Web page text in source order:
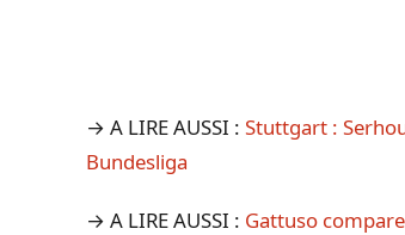
→ A LIRE AUSSI : Stuttgart :
Bundesliga
→ A LIRE AUSSI : Gattuso